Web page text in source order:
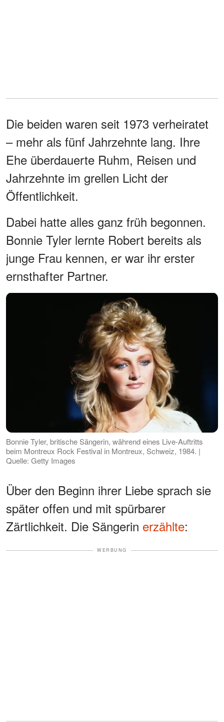
Die beiden waren seit 1973 verheiratet
– mehr als fünf Jahrzehnte lang. Ihre
Ehe überdauerte Ruhm, Reisen und
Jahrzehnte im grellen Licht der
Öffentlichkeit.
Dabei hatte alles ganz früh begonnen.
Bonnie Tyler lernte Robert bereits als
junge Frau kennen, er war ihr erster
ernsthafter Partner.
Bonnie Tyler, britische Sängerin, während eines Live-Auftritts
beim Montreux Rock Festival in Montreux, Schweiz, 1984. |
Quelle: Getty Images
Über den Beginn ihrer Liebe sprach sie
später offen und mit spürbarer
Zärtlichkeit. Die Sängerin erzählte:
WERBUNG